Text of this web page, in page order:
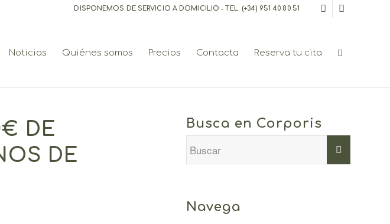
DISPONEMOS DE SERVICIO A DOMICILIO - TEL. (+34) 951 40 80 51
Noticias Quiénes somos Precios Contacta Reserva tu cita
DE
DE
Busca en Corporis
Navega